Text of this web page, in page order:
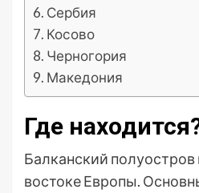
Сербия
Косово
Черногория
Македония
Где
Балканский полуостров
востоке Европы.